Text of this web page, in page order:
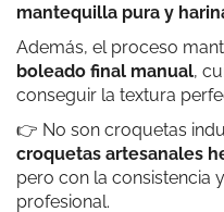
Begoña Álvarez
Deliciosas.
mantequilla pura y
Además, el proceso
boleado final manual,
conseguir la textura
👉 No son croquetas
croquetas artesanales
pero con la consistencia
profesional.